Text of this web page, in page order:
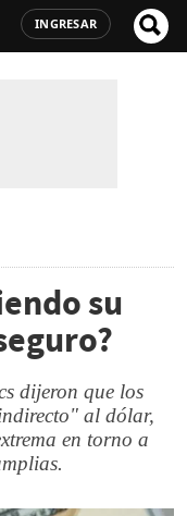
INGRESAR
su
dijeron que los
al dólar,
en torno a